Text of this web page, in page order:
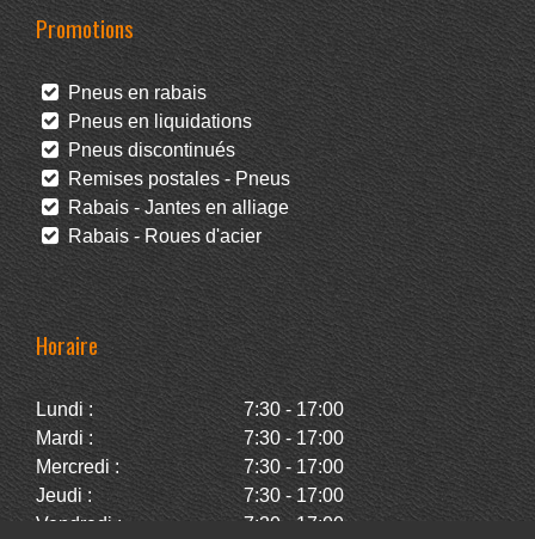
Promotions
Pneus en rabais
Pneus en liquidations
Pneus discontinués
Remises postales - Pneus
Rabais - Jantes en alliage
Rabais - Roues d'acier
Horaire
Lundi :
7:30 - 17:00
Mardi :
7:30 - 17:00
Mercredi :
7:30 - 17:00
Jeudi :
7:30 - 17:00
Vendredi :
7:30 - 17:00